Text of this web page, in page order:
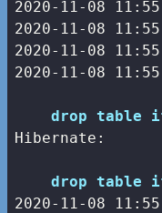
2020-11-08
2020-11-08
2020-11-08
2020-11-08
drop table
Hibernate:
drop table
2020-11 -08 11 : 55